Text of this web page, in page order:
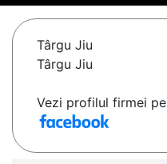
Târgu Jiu
Târgu Jiu
Vezi profilul firmei pe